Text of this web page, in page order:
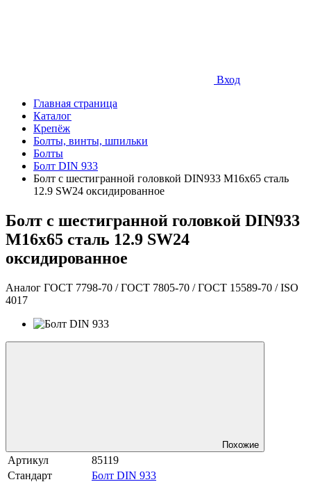
Вход
Главная страница
Каталог
Крепёж
Болты, винты, шпильки
Болты
Болт DIN 933
Болт с шестигранной головкой DIN933 М16х65 сталь
12.9 SW24 оксидированное
Болт с шестигранной головкой DIN933
М16х65 сталь 12.9 SW24
оксидированное
Аналог ГОСТ 7798-70 / ГОСТ 7805-70 / ГОСТ 15589-70 / ISO
4017
Похожие
Артикул
85119
Стандарт
Болт DIN 933